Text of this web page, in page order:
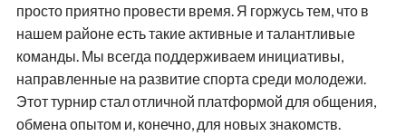
просто приятно провести время. Я горжусь тем, что в
нашем районе есть такие активные и талантливые
команды. Мы всегда поддерживаем инициативы,
направленные на развитие спорта среди молодежи.
Этот турнир стал отличной платформой для общения,
обмена опытом и, конечно, для новых знакомств.